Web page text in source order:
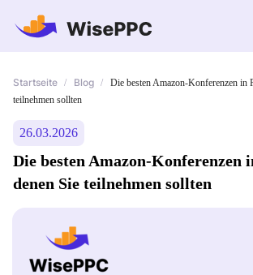
Startseite / Blog /
Die besten Amazon-Konferenzen in
teilnehmen sollten
26.03.2026
Die besten Amazon-Konferenzen
denen Sie teilnehmen sollten